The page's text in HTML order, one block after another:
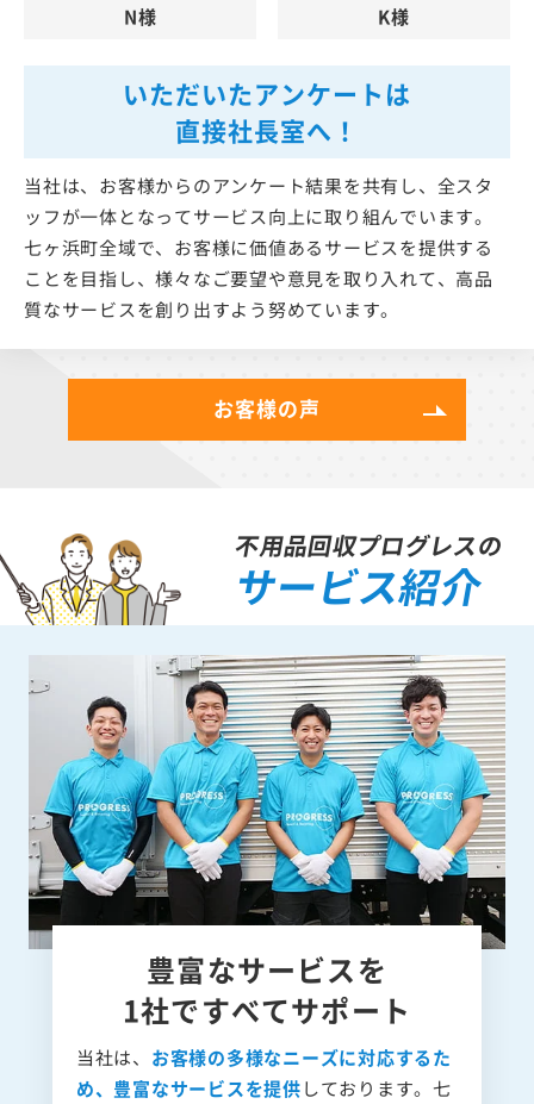
いただいたアンケートは
直接社長室へ！
当社は、お客様からのアンケート結果を共有し、全スタ
ッフが一体となってサービス向上に取り組んでいます。
七ヶ浜町全域で、お客様に価値あるサービスを提供する
ことを目指し、様々なご要望や意見を取り入れて、高品
質なサービスを創り出すよう努めています。
N様 K様
お客様の声
不用品回収プログレスの
サービス紹介
豊富なサービスを
1社ですべてサポート
当社は、 お客様の多様なニーズに対応するた
め、豊富なサービスを提供しております。七